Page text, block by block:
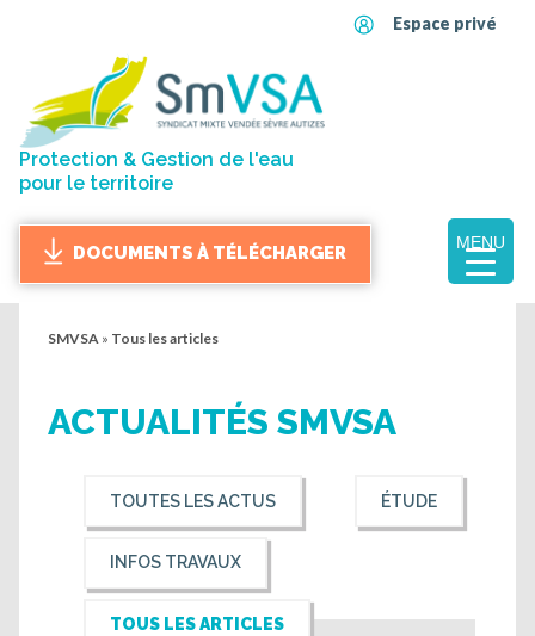
Espace privé
Protection & Gestion de l'eau
pour le territoire
DOCUMENTS À TÉLÉCHARGER
MENU
SMVSA » Tous les articles
ACTUALITÉS SMVSA
TOUTES LES ACTUS ÉTUDE
INFOS TRAVAUX
TOUS LES ARTICLES